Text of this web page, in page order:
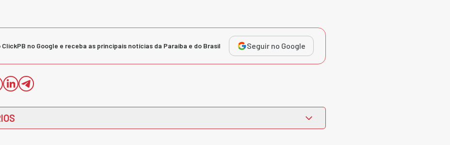
ClickPB no Google e receba as principais notícias da Paraíba e do Brasil Seguir no Google